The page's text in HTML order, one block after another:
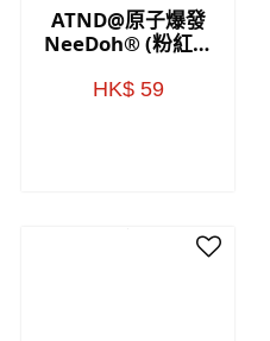
ATND@原子爆發
NeeDoh® (粉紅色
HK$ 59